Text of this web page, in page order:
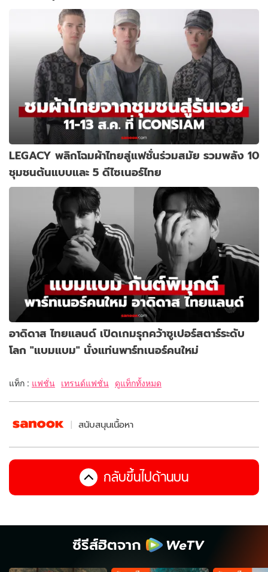
LEGACY พลิกโฉมผ้าไทยสู่แฟชั่นร่วมสมัย รวมพลัง 10
ชุมชนต้นแบบและ 5 ดีไซเนอร์ไทย
อาดิดาส ไทยแลนด์ เปิดเกมรุกคว้าซูเปอร์สตาร์ระดับ
โลก "แบมแบม" นั่งแท่นพาร์ทเนอร์คนใหม่
แท็ก : แฟชั่น เทรนด์แฟชั่น ดูแท็กทั้งหมด
สนับสนุนเนื้อหา
กลับขึ้นไปด้านบน
ซีรีส์ฮิตจาก